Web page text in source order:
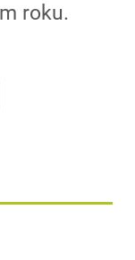
roku.